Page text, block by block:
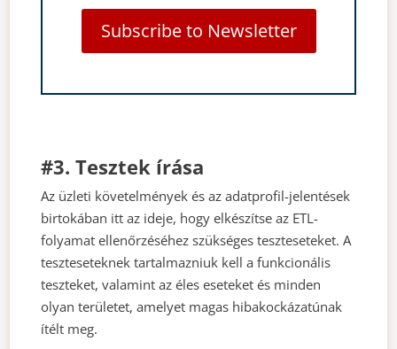
Subscribe to Newsletter
#3. Tesztek írása
Az üzleti követelmények és az adatprofil-jelentések
birtokában itt az ideje, hogy elkészítse az ETL-
folyamat ellenőrzéséhez szükséges teszteseteket. A
teszteseteknek tartalmazniuk kell a funkcionális
teszteket, valamint az éles eseteket és minden
olyan területet, amelyet magas hibakockázatúnak
ítélt meg.